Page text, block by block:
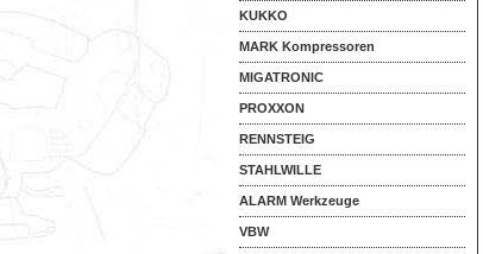
KUKKO
MARK Kompressoren
MIGATRONIC
PROXXON
RENNSTEIG
STAHLWILLE
ALARM Werkzeuge
VBW